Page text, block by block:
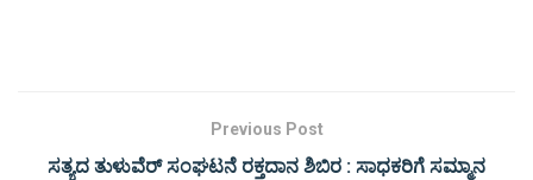
Previous Post
ಸತ್ಯದ ತುಳುವೆರ್ ಸಂಘಟನೆ ರಕ್ತದಾನ ಶಿಬಿರ : ಸಾಧಕರಿಗೆ ಸಮ್ಮಾನ